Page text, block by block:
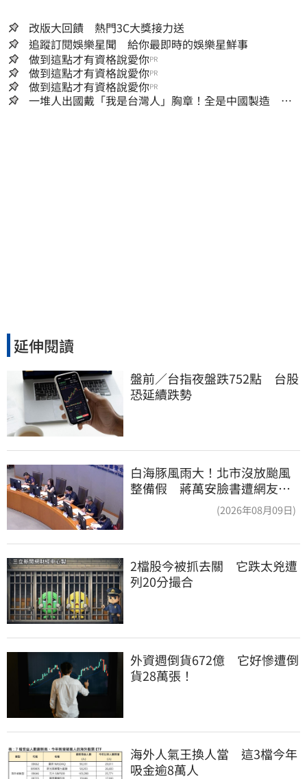
改版大回饋 熱門3C大獎接力送
追蹤訂閱娛樂星聞 給你最即時的娛樂星鮮事
做到這點才有資格說愛你PR
做到這點才有資格說愛你PR
做到這點才有資格說愛你PR
一堆人出國戴「我是台灣人」胸章！全是中國製造
延伸閱讀
盤前／台指夜盤跌752點　台股
恐延續跌勢
白海豚風雨大！北市沒放颱風
整備假 蔣萬安臉書遭網友灌
(2026年08月09日)
2檔股今被抓去關　它跌太兇遭
列20分撮合
外資週倒貨672億　它好慘遭倒
貨28萬張！
海外人氣王換人當　這3檔今年
吸金逾8萬人